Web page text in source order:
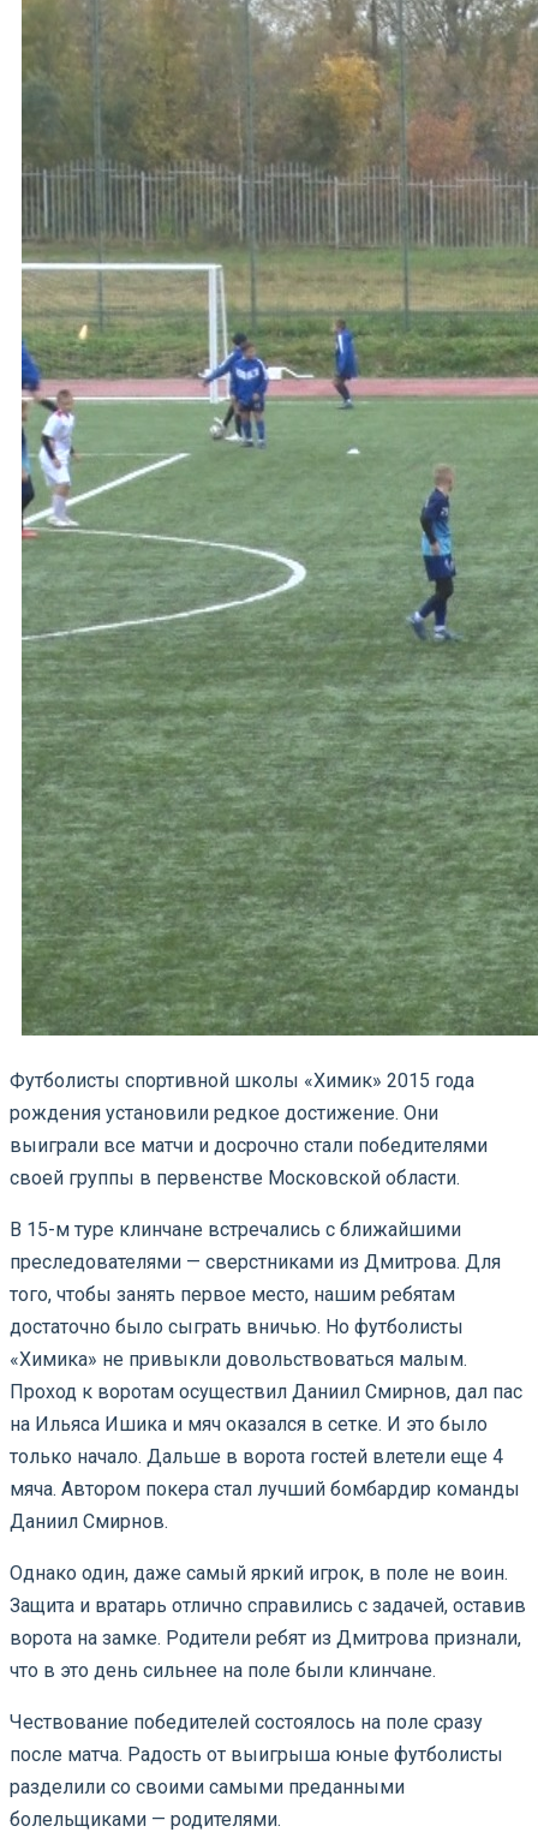
Футболисты спортивной школы «Химик» 2015 года
рождения установили редкое достижение. Они
выиграли все матчи и досрочно стали победителями
своей группы в первенстве Московской области.
В 15-м туре клинчане встречались с ближайшими
преследователями — сверстниками из Дмитрова. Для
того, чтобы занять первое место, нашим ребятам
достаточно было сыграть вничью. Но футболисты
«Химика» не привыкли довольствоваться малым.
Проход к воротам осуществил Даниил Смирнов, дал пас
на Ильяса Ишика и мяч оказался в сетке. И это было
только начало. Дальше в ворота гостей влетели еще 4
мяча. Автором покера стал лучший бомбардир команды
Даниил Смирнов.
Однако один, даже самый яркий игрок, в поле не воин.
Защита и вратарь отлично справились с задачей, оставив
ворота на замке. Родители ребят из Дмитрова признали,
что в это день сильнее на поле были клинчане.
Чествование победителей состоялось на поле сразу
после матча. Радость от выигрыша юные футболисты
разделили со своими самыми преданными
болельщиками — родителями.